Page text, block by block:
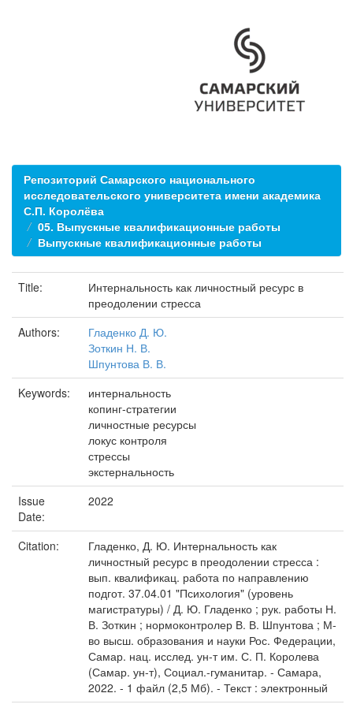
Репозиторий Самарского национального
исследовательского университета имени академика
С.П. Королёва
05. Выпускные квалификационные работы
Выпускные квалификационные работы
Title:
Интернальность как личностный ресурс в
преодолении стресса
Authors:
Гладенко Д. Ю.
Зоткин Н. В.
Шпунтова В. В.
Keywords:
интернальность
копинг-стратегии
личностные ресурсы
локус контроля
стрессы
экстернальность
Issue
Date:
2022
Citation:
Гладенко, Д. Ю. Интернальность как
личностный ресурс в преодолении стресса :
вып. квалификац. работа по направлению
подгот. 37.04.01 "Психология" (уровень
магистратуры) / Д. Ю. Гладенко ; рук. работы Н.
В. Зоткин ; нормоконтролер В. В. Шпунтова ; М-
во высш. образования и науки Рос. Федерации,
Самар. нац. исслед. ун-т им. С. П. Королева
(Самар. ун-т), Социал.-гуманитар. - Самара,
2022. - 1 файл (2,5 Мб). - Текст : электронный